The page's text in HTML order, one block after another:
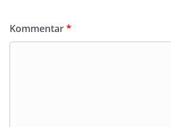
Kommentar*